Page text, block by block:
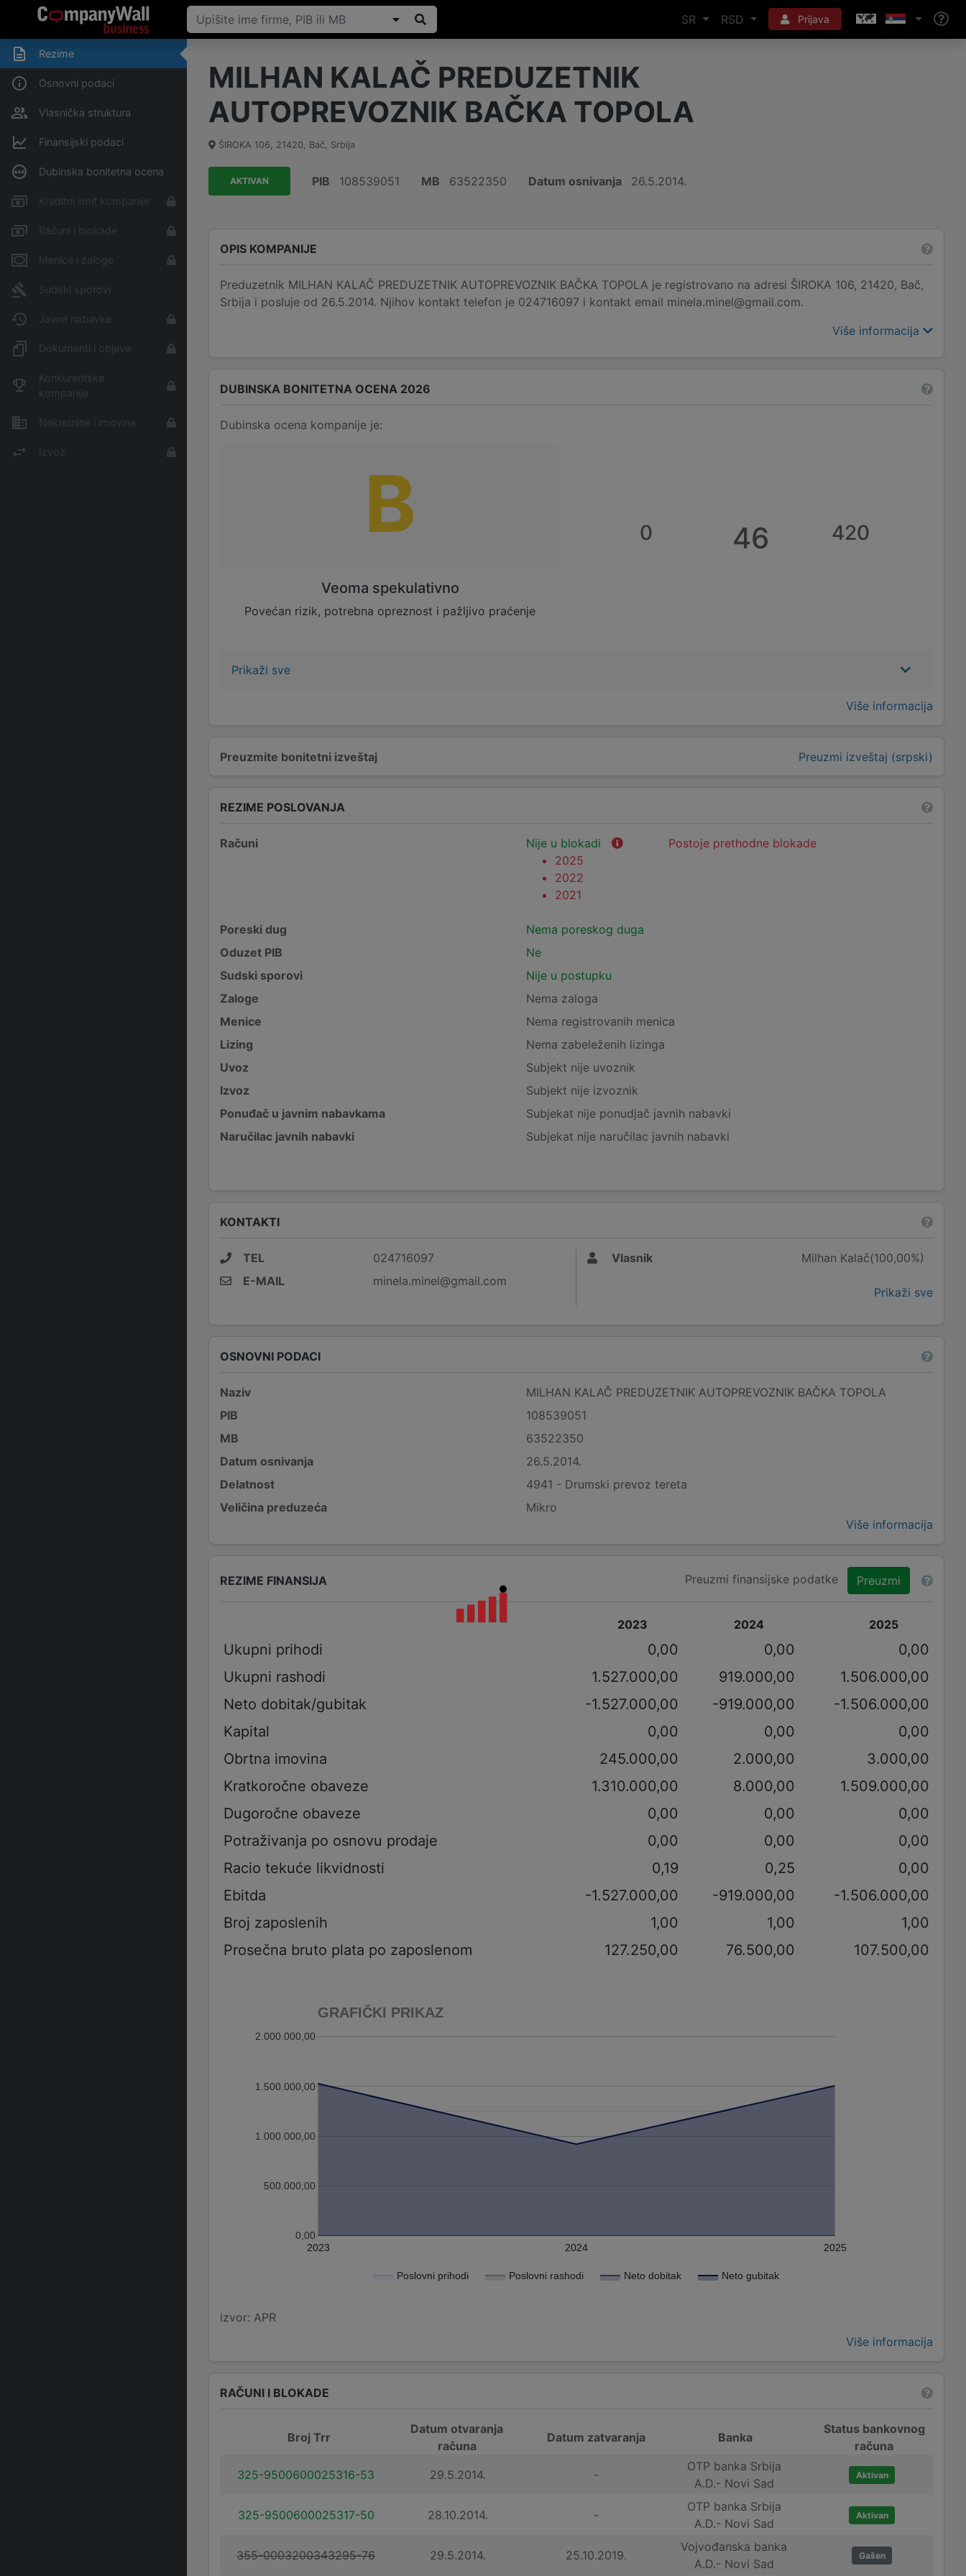
SR RSD Prijava
Rezime
Osnovni podaci
Vlasnička struktura
Finansijski podaci
Dubinska bonitetna ocena
Kreditni limit kompanije
Računi i blokade
Menice i zaloge
Sudski sporovi
Javne nabavke
Dokumenti i objave
Konkurentske
kompanije
Nekretnine i imovina
Izvoz
MILHAN KALAČ PREDUZETNIK
AUTOPREVOZNIK BAČKA TOPOLA
ŠIROKA 106, 21420, Bač, Srbija
AKTIVAN PIB 108539051 MB 63522350 Datum osnivanja 26.5.2014.
OPIS KOMPANIJE
Preduzetnik MILHAN KALAČ PREDUZETNIK AUTOPREVOZNIK BAČKA TOPOLA je registrovano na adresi ŠIROKA 106, 21420, Bač,
Srbija i posluje od 26.5.2014. Njihov kontakt telefon je 024716097 i kontakt email minela.minel@gmail.com.
Više informacija
Preuzmite bonitetni izveštaj Preuzmi izveštaj (srpski)
DUBINSKA BONITETNA OCENA 2026
Dubinska ocena kompanije je:
B
Veoma spekulativno
Povećan rizik, potrebna opreznost i pažljivo praćenje
0 46 420
Prikaži sve
Više informacija
REZIME POSLOVANJA
Računi Nije u blokadi
Postoje prethodne blokade
2025
2022
2021
Poreski dug
Nema poreskog duga
Oduzet PIB
Ne
Sudski sporovi
Nije u postupku
Zaloge
Nema zaloga
Menice
Nema registrovanih menica
Lizing
Nema zabeleženih lizinga
Uvoz
Subjekt nije uvoznik
Izvoz
Subjekt nije izvoznik
Ponuđač u javnim nabavkama
Subjekat nije ponudjač javnih nabavki
Naručilac javnih nabavki
Subjekat nije naručilac javnih nabavki
KONTAKTI
TEL
024716097
E-MAIL
minela.minel@gmail.com
Vlasnik Milhan Kalač(100,00%)
Prikaži sve
OSNOVNI PODACI
Naziv
MILHAN KALAČ PREDUZETNIK AUTOPREVOZNIK BAČKA TOPOLA
PIB
108539051
MB
63522350
Datum osnivanja
26.5.2014.
Delatnost
4941 - Drumski prevoz tereta
Veličina preduzeća
Mikro
Više informacija
REZIME FINANSIJA Preuzmi finansijske podatke Preuzmi
2023 2024 2025
Ukupni prihodi 0,00 0,00
0,00
Ukupni rashodi
1.527.000,00 919.000,00
1.506.000,00
Neto dobitak/gubitak
-1.527.000,00 -919.000,00
-1.506.000,00
Kapital
0,00 0,00
0,00
Obrtna imovina
245.000,00 2.000,00
3.000,00
Kratkoročne obaveze
1.310.000,00 8.000,00
1.509.000,00
Dugoročne obaveze
0,00 0,00
0,00
Potraživanja po osnovu prodaje
0,00 0,00
0,00
Racio tekuće likvidnosti
0,19 0,25
0,00
Ebitda
-1.527.000,00 -919.000,00
-1.506.000,00
Broj zaposlenih
1,00 1,00
1,00
Prosečna bruto plata po zaposlenom
127.250,00 76.500,00 107.500,00
GRAFIČKI PRIKAZ
Poslovni prihodi Poslovni rashodi Neto dobitak Neto gubitak
2023 2024 2025
0,00
500.000,00
1.000.000,00
1.500.000,00
2.000.000,00
izvor: APR
Više informacija
RAČUNI I BLOKADE
Broj Trr
Datum otvaranja
računa
Datum zatvaranja Banka
Status bankovnog
računa
325-9500600025316-53
29.5.2014. -
OTP banka Srbija
A.D.- Novi Sad
Aktivan
325-9500600025317-50 28.10.2014. -
OTP banka Srbija
A.D.- Novi Sad
Aktivan
355-0003200343295-76 29.5.2014. 25.10.2019.
Vojvođanska banka
A.D.- Novi Sad
Gašen